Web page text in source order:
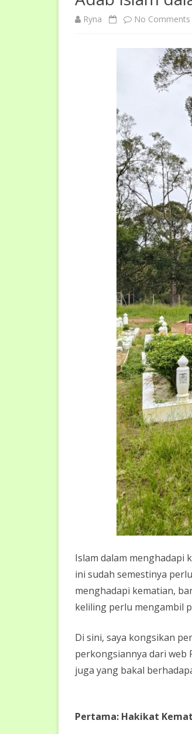
Ryna No Comments
Islam dalam menghadapi
ini sudah semestinya
menghadapi kematian,
keliling perlu mengambil
Di sini, saya kongsikan
perkongsiannya dari web
juga yang bakal
Pertama: Hakikat